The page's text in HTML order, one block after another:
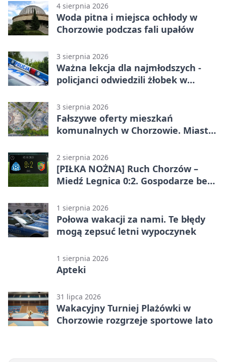
4 sierpnia 2026
Woda pitna i miejsca ochłody w
Chorzowie podczas fali upałów
3 sierpnia 2026
Ważna lekcja dla najmłodszych -
policjanci odwiedzili żłobek w
3 sierpnia 2026
Fałszywe oferty mieszkań
komunalnych w Chorzowie. Miasto
2 sierpnia 2026
[PIŁKA NOŻNA] Ruch Chorzów –
Miedź Legnica 0:2. Gospodarze bez
1 sierpnia 2026
Połowa wakacji za nami. Te błędy
mogą zepsuć letni wypoczynek
1 sierpnia 2026
Apteki
31 lipca 2026
Wakacyjny Turniej Plażówki w
Chorzowie rozgrzeje sportowe lato